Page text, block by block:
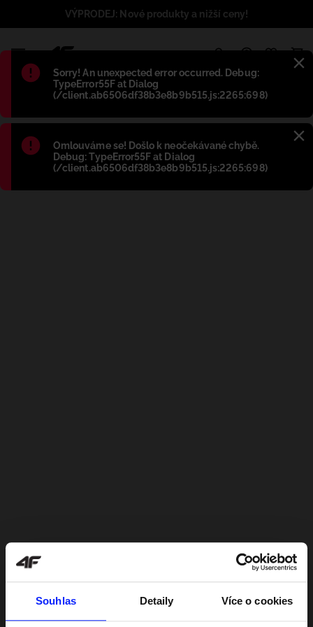
Souhlas Detaily Více o cookies
Błąd:
Sorry! An unexpected error occurred. Debug:
TypeError55F at Dialog
(/client.ab6506df38b3e8b9b515.js:2265:698)
Błąd:
Omlouváme se! Došlo k neočekávané chybě.
Debug: TypeError55F at Dialog
(/client.ab6506df38b3e8b9b515.js:2265:698)
VÝPRODEJ: Nové produkty a nižší ceny!